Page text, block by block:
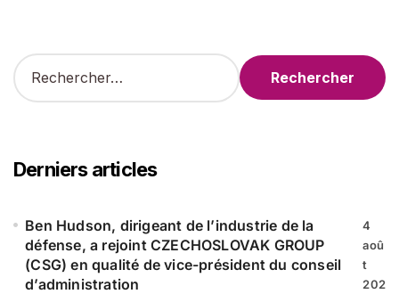
R
e
r
c
e
Derniers articles
Ben Hudson, dirigeant de l’industrie de la
défense, a rejoint CZECHOSLOVAK GROUP
(CSG) en qualité de vice-président du conseil
d’administration
4
aoû
t
202